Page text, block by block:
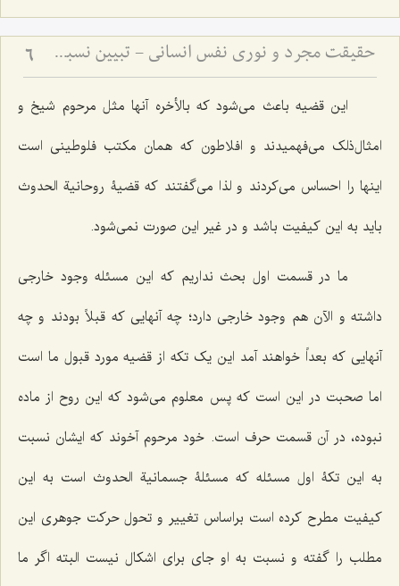
حقیقت مجرد و نوری نفس انسانی - تبیین نسبت میان روح و ماده در دیدگاه عرفانی و فلسفی 6
این قضیه باعث مى‌شود که بالأخره آنها مثل مرحوم شیخ و
امثال‌ذلک مى‌فهمیدند و افلاطون که همان مکتب فلوطینى است
اینها را احساس مى‌کردند و لذا مى‌گفتند که قضیۀ روحانیة الحدوث
باید به این کیفیت باشد و در غیر این صورت نمى‌شود.
ما در قسمت اول بحث نداریم که این مسئله وجود خارجى
داشته و الآن هم وجود خارجى دارد؛ چه آنهایى که قبلاً بودند و چه
آنهایى که بعداً خواهند آمد این یک تکه از قضیه مورد قبول ما است
اما صحبت در این است که پس معلوم مى‌شود که این روح از ماده
نبوده، در آن قسمت حرف است. خود مرحوم آخوند که ایشان نسبت
به این تکۀ اول مسئله که مسئلۀ جسمانیة الحدوث است به این
کیفیت مطرح کرده است براساس تغییر و تحول حرکت جوهرى این
مطلب را گفته و نسبت به او جاى براى اشکال نیست البته اگر ما